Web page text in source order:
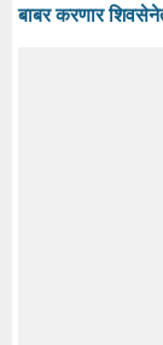
बाबर करणार